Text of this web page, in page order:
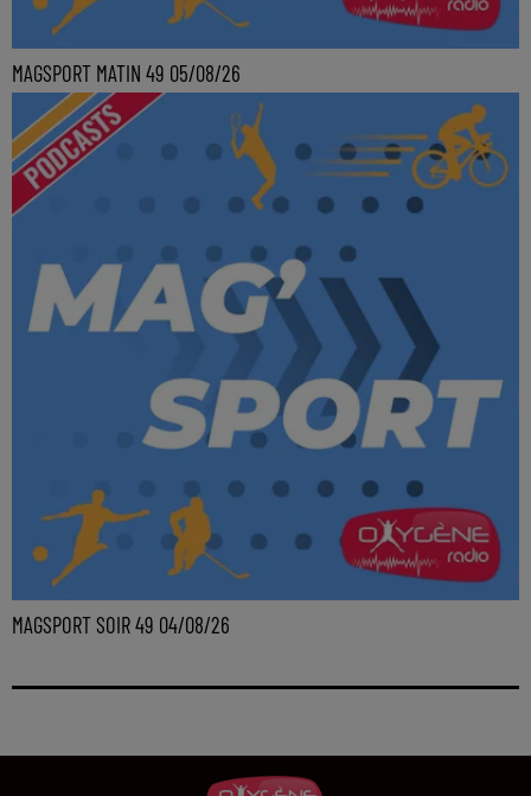
MAGSPORT MATIN 49 05/08/26
MAGSPORT SOIR 49 04/08/26